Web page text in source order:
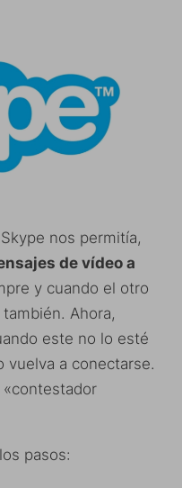
nos permitía,
de vídeo a
y cuando el otro
Ahora,
este no lo esté
vuelva a conectarse.
pasos: